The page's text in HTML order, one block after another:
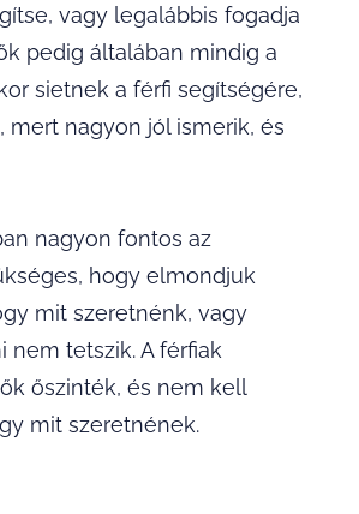
vagy legalábbis fogadja
pedig általában mindig a
sietnek a férfi segítségére,
mert nagyon jól ismerik, és
nagyon fontos az
hogy elmondjuk
mit szeretnénk, vagy
nem tetszik. A férfiak
őszinték, és nem kell
mit szeretnének.